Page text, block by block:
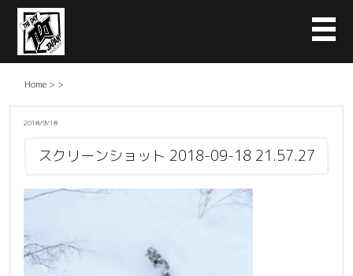
Home > >
2018/9/18
スクリーンショット 2018-09-18 21.57.27